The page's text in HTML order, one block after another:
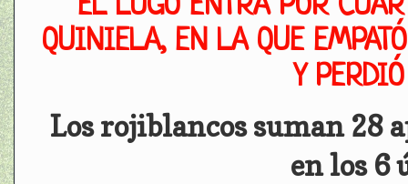
EL LUGO ENTRA POR
QUINIELA, EN LA QUE
Y
Los rojiblancos suman 28
en los 6